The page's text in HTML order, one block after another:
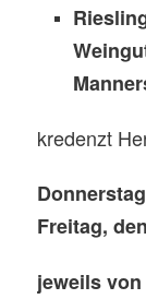
kredenzt
Freitag,
jeweils